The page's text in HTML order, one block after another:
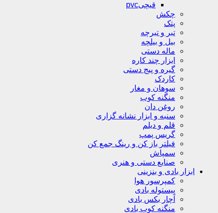
قیچیpvc
چکش
پتک
تبر و تبرچه
بیل و بیلچه
ماله دستی
ابزار چند کاره
گیره و پیج دستی
کاردک
سوهان و مغار
منگنه کوب
روغن دان
سنبه و ابزار نشانه گزاری
قلم و دیلم
گریس پمپ
فیلتر باز کن و رینگ جمع کن
سمپاش
صنایع دستی و هنری
ابزار بادی و بنزینی
کمپرسور هوا
پیستوله بادی
آچار بکس بادی
منگنه کوب بادی